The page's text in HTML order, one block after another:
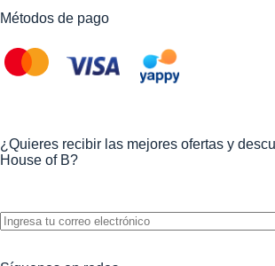
Métodos de pago
¿Quieres recibir las mejores ofertas y
House of B?